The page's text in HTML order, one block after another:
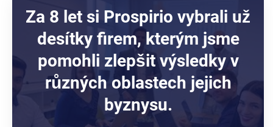
Za 8 let si Prospirio vybrali už
desítky firem, kterým jsme
pomohli zlepšit výsledky v
různých oblastech jejich
byznysu.